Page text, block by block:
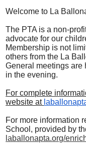
Contact Us
Welcome to La
The PTA is a non-
advocate for our
Membership is not
others from the La
General meetings are
in the evening.
For complete
website at
For more information
School, provided by
laballonapta.org/